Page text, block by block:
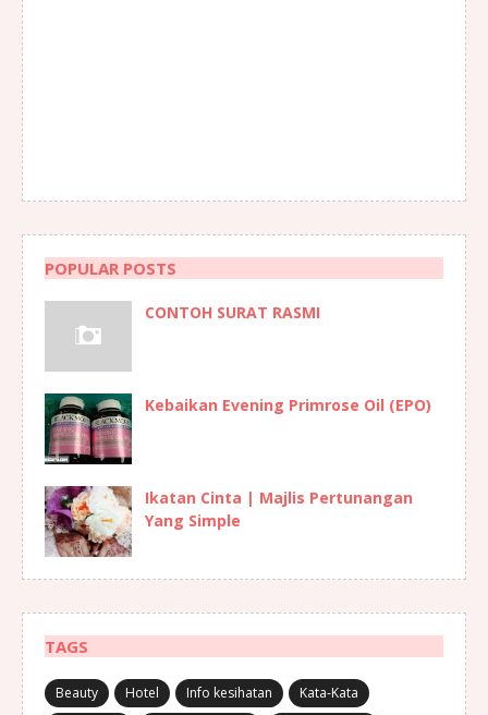
POPULAR POSTS
CONTOH SURAT RASMI
Kebaikan Evening Primrose Oil (EPO)
Ikatan Cinta | Majlis Pertunangan
Yang Simple
TAGS
Beauty Hotel Info kesihatan
Kata-Kata